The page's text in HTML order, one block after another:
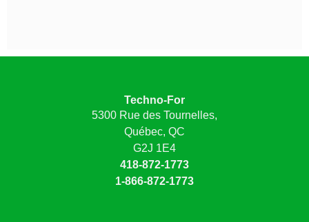
Techno-For
5300 Rue des Tournelles,
Québec, QC
G2J 1E4
418-872-1773
1-866-872-1773